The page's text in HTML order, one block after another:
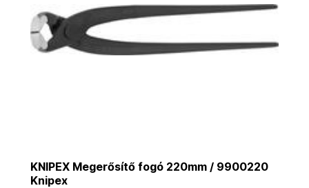
KNIPEX Megerősítő fogó 220mm / 9900220
Knipex